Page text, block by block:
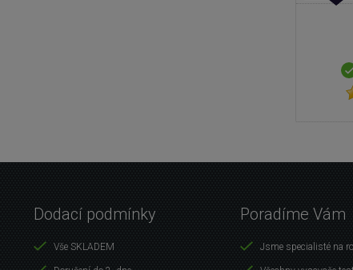
Dodací podmínky
Vše SKLADEM
Poradíme Vám
Jsme specialisté na